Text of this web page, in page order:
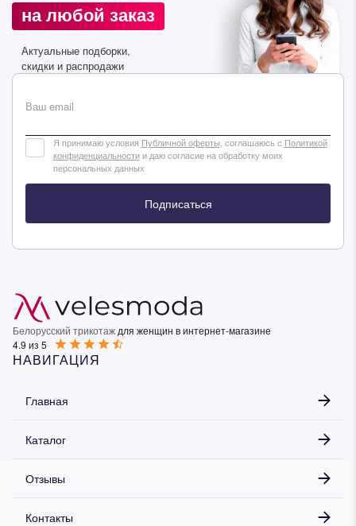
на любой заказ
Актуальные подборки,
скидки и распродажи
Ваш email
Я принимаю условия Публичной оферты , соглашаюсь с Политикой
конфиденциальностии даю согласие на обработку моих
персональных данных
Подписаться
Белорусский трикотаж для женщин в интернет-магазине
4.9 из 5
НАВИГАЦИЯ
Главная
Каталог
Отзывы
Контакты
Подписаться